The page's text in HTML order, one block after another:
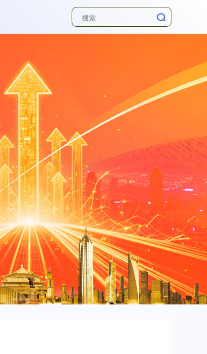
深证成指 14110.12 -34.08 -0.24%
沪深300 4651.31 -6.85 -0.15%
北证50 1122.88 +3.42 +0.30%